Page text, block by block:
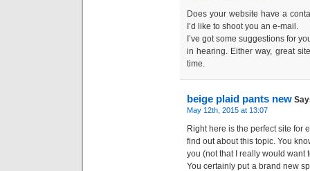
Does your website have a
I’d like to shoot you an e-mail.
I’ve got some suggestions for
in hearing. Either way, great
time.
beige plaid pants new
May 12th, 2015 at 13:07
Right here is the perfect site for
find out about this topic. You
you (not that I really would
You certainly put a brand new